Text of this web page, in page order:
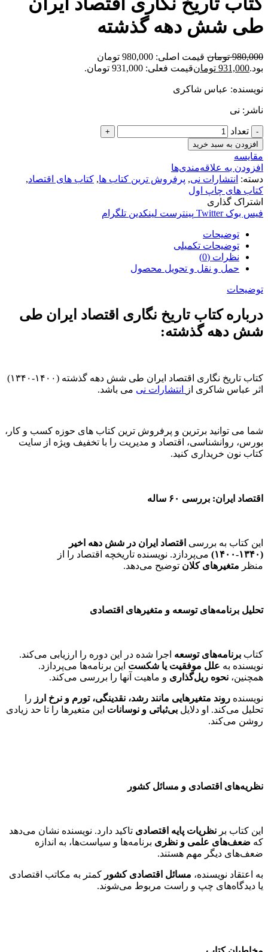
طی شش دهه گذشته
980,000 تومان
قیمت اصلی: 980,000 تومان
بود.931,000 تومانقیمت فعلی: 931,000 تومان.
نویسنده: عباس شاکری
ناشر: نی
تعداد
افزودن به سبد خرید
مقایسه
افزودن به علاقه‌مندی‌ها
دسته: انتشارات نی, پرفروش ترین کتاب ها, کتاب های اقتصاد,
کتاب های چاپ اول
اشتراک گذاری
فیس بوک Twitter پینترست لینکدین تلگرام
توضیحات
توضیحات تکمیلی
نظرات (0)
حمل و نقل و تحویل محصول
توضیحات
درباره کتاب تاریخ نگاری اقتصاد ایران طی
شش دهه گذشته:
کتاب تاریخ نگاری اقتصاد ایران طی شش دهه گذشته (۱۴۰۰-۱۳۴۰)
اثر عباس شاکری از
انتشارات نی می باشد.
شما می توانید برترین و پرفروش ترین کتاب های حوزه کسب و کار،
بورس، روانشناسی، اقتصاد و مدیریت را با تخفیف ویژه از سایت
کتاب نون خریداری کنید.
اقتصاد ایران: بررسی ۶۰ ساله
این کتاب به بررسی اقتصاد ایران در شش دهه اخیر
(۱۳۴۰-۱۴۰۰)
می‌پردازد. نویسنده تاریخچه اقتصاد را از
منظر متغیرهای کلان توضیح می‌دهد.
تحلیل برنامه‌های توسعه و متغیرهای اقتصادی
کتاب برنامه‌های توسعه اجرا شده در این دوره را ارزیابی می‌کند.
نویسنده به علل موفقیت یا شکست این برنامه‌ها می‌پردازد.
همچنین، نحوه ریل‌گذاری و ماهیت آنها را بررسی می‌کند.
نویسنده روند متغیرهایی مانند رشد، نقدینگی، تورم و نرخ ارز را
تحلیل می‌کند. او دلایل بی‌ثباتی و نوسانات این متغیرها را تا حد زیادی
روشن می‌کند.
نظریه‌های اقتصادی و مسائل کشور
این کتاب بر نظریات پایه اقتصادی تاکید دارد. نویسنده نشان می‌دهد
که ضعف‌های علمی و نظری برنامه‌ها و سیاست‌ها، به اندازه
ضعف‌های دیگر مهم هستند.
به اعتقاد نویسنده، مسائل اقتصادی کشور کمتر به مکاتب اقتصادی
یا دیدگاه‌های چپ و راست مربوط می‌شوند.